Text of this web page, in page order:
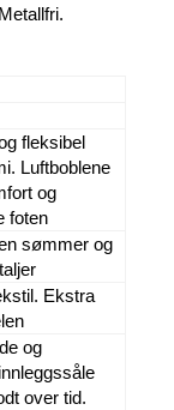
fleksibel
Luftboblene
og
foten
sømmer og
Ekstra
og
over tid.